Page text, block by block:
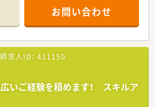
ンがあり、集合研修だけでなく任意で受
用意されています
、社外で活躍する従業員、将来経営幹部
剤師として様々な活躍ができるフィールド
（土日休み・19時までの勤務）どちらか
「医療モール・クリニック併設店舗」「敷
化型店舗」など様々な店舗を運営してい
お問い合わせ
求人ID： 411150
いご経験を積めます！ スキルア